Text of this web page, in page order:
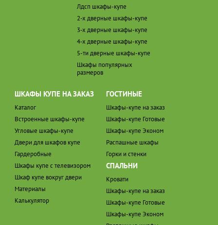
Лдсп шкафы-купе
2-х дверные шкафы-купе
3-х дверные шкафы-купе
4-х дверные шкафы-купе
5-ти дверные шкафы-купе
Шкафы популярных
размеров
ШКАФЫ КУПЕ НА ЗАКАЗ
Каталог
Встроенные шкафы-купе
Угловые шкафы-купе
Двери для шкафов купе
Гардеробные
Шкафы купе с телевизором
Шкаф купе вокруг двери
Материалы
Калькулятор
ГОСТИНЫЕ
Шкафы-купе на заказ
Шкафы-купе Готовые
Шкафы-купе Эконом
Распашные шкафы
Горки и стенки
СПАЛЬНИ
Кровати
Шкафы-купе на заказ
Шкафы-купе Готовые
Шкафы-купе Эконом